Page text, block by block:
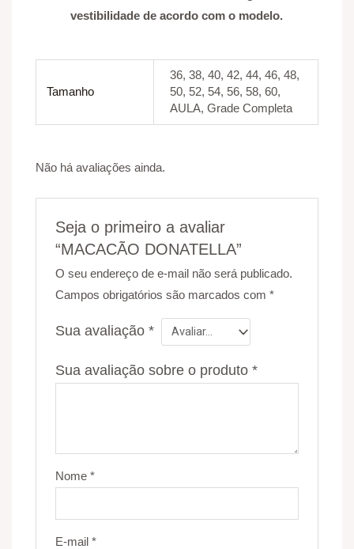
vestibilidade de acordo com o modelo.
Tamanho
36, 38, 40, 42, 44, 46, 48,
50, 52, 54, 56, 58, 60,
AULA, Grade Completa
Não há avaliações ainda.
Seja o primeiro a avaliar
“MACACÃO DONATELLA”
O seu endereço de e-mail não será publicado.
Campos obrigatórios são marcados com*
Sua avaliação*
Sua avaliação sobre o produto*
Nome*
E-mail*